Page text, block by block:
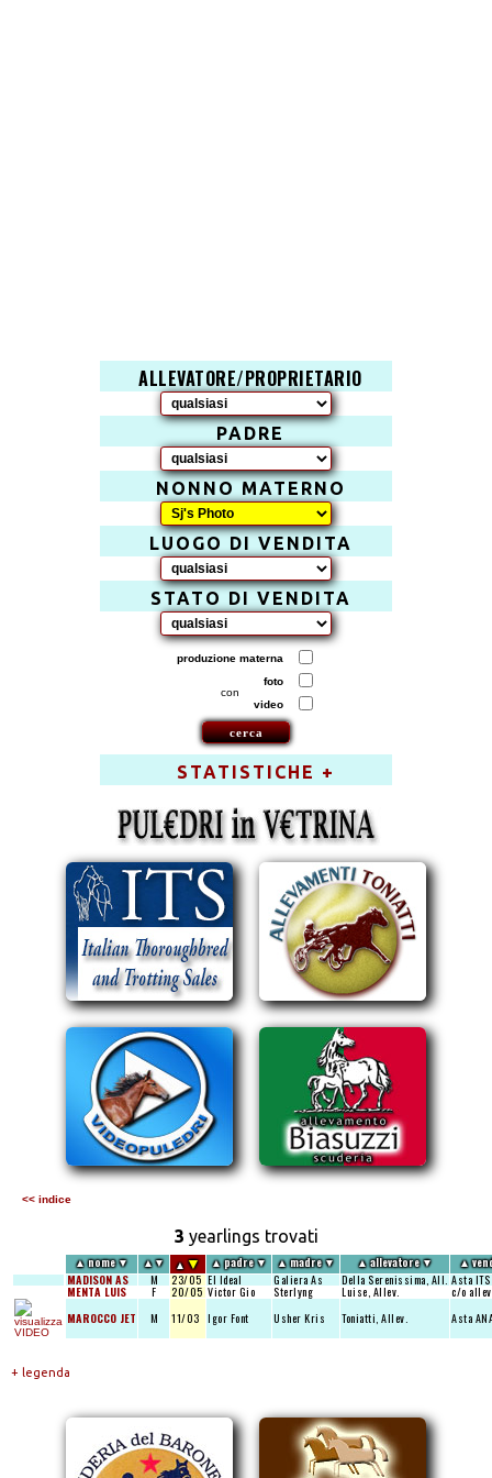
ALLEVATORE/PROPRIETARIO
PADRE
NONNO MATERNO
LUOGO DI VENDITA
STATO DI VENDITA
produzione materna
con
foto
video
STATISTICHE +
<< indice
3 yearlings trovati
▲nome▼ ▲▼ ▲▼ ▲padre▼ ▲madre▼ ▲allevatore▼ ▲
MADISON AS M 23/05 El Ideal Galiera As Della Serenissima, All. Asta ITS
MENTA LUIS F 20/05 Victor Gio Sterlyng Luise, Allev.
c/o
MAROCCO JET
M 11/03 Igor Font Usher Kris Toniatti, Allev. Asta
+ legenda